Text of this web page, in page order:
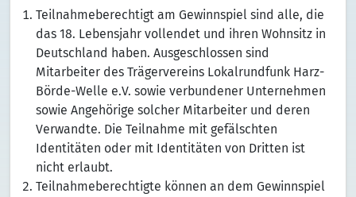
Teilnahmeberechtigt am Gewinnspiel sind alle, die
das 18. Lebensjahr vollendet und ihren Wohnsitz in
Deutschland haben. Ausgeschlossen sind
Mitarbeiter des Trägervereins Lokalrundfunk Harz-
Börde-Welle e.V. sowie verbundener Unternehmen
sowie Angehörige solcher Mitarbeiter und deren
Verwandte. Die Teilnahme mit gefälschten
Identitäten oder mit Identitäten von Dritten ist
nicht erlaubt.
Teilnahmeberechtigte können an dem Gewinnspiel